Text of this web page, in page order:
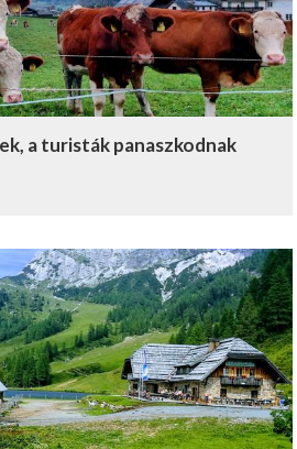
a turisták panaszkodnak